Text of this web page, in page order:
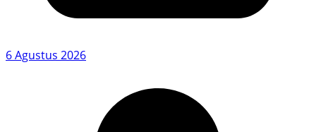
6 Agustus 2026